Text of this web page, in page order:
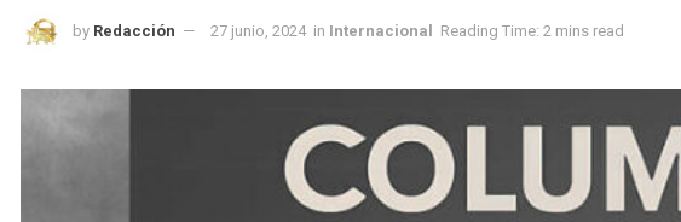
by Redacción 27 junio, 2024 in Internacional Reading Time: 2 mins read